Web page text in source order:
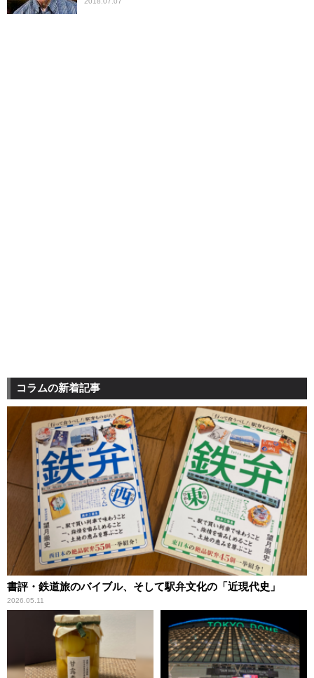
コラムの新着記事
書評・鉄道旅のバイブル、そして駅弁文化の「近現代史」
2026.05.11